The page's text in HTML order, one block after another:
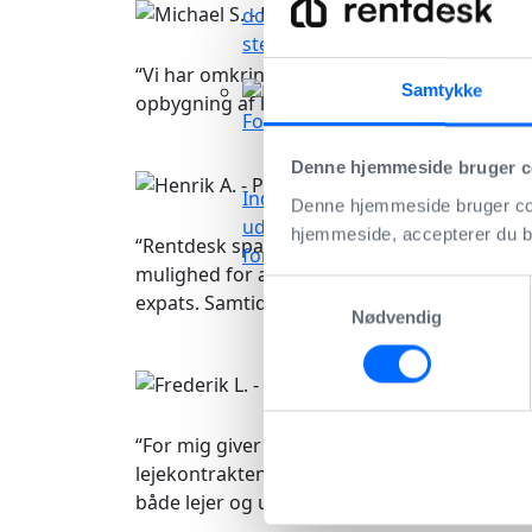
Samtykke
Denne hjemmeside bruger
Denne hjemmeside bruger
hjemmeside, accepterer du
Nødvendig
dokumenter ét samlet
sted
Forbrugsregnskab
Indberet, håndter &
udfør
forbrugsregnskaber
“Vi har omkring 60 lejemål, og vi har brug
opbygning af lejekontrakten og indbygget
“Rentdesk sparer både lejer og udlejer for
mulighed for at skifte sprog mellem dansk
expats. Samtidig fungerer det utroligt
Frederik L.
“For mig giver Rentdesk en enorm
lejekontrakten, så man undgår at mangle
både lejer og udlejer har tingene digitalt.